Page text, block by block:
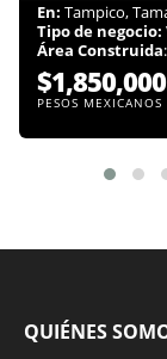
En: Tampico,
Tipo de negocio:
Área Construida
$1,850,000
PESOS MEXICANOS
QUIÉNES